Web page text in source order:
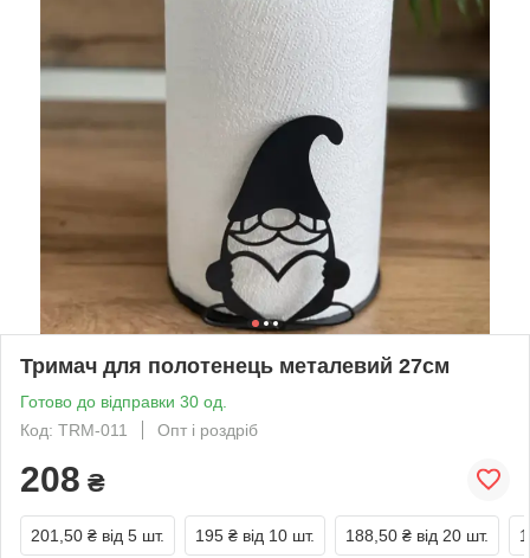
Тримач для полотенець металевий 27см
Готово до відправки 30 од.
Код: TRM-011
Опт і роздріб
208 ₴
201,50 ₴ від 5 шт. 195 ₴ від 10 шт. 188,50 ₴ від 20 шт.